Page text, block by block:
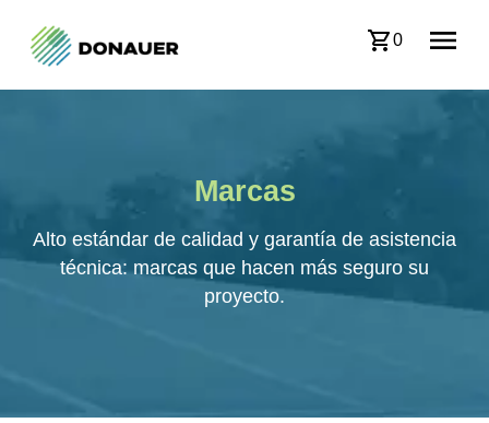
0
Marcas
Alto estándar de calidad y garantía de asistencia
técnica: marcas que hacen más seguro su
proyecto.